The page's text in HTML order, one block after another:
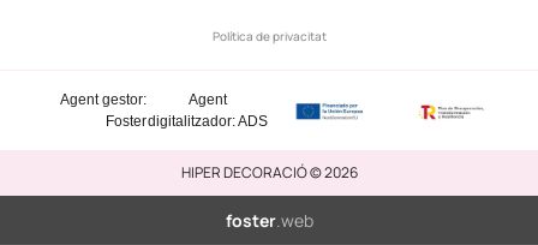
Política de privacitat
Agent
digitalitzador: ADS
Agent gestor:
Foster
HIPER DECORACIÓ © 2026
foster.web